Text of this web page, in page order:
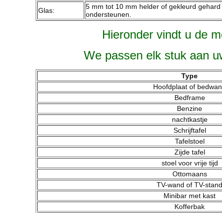
Glas:
5 mm tot 10 mm helder of gekleurd
ondersteunen.
Hieronder vindt u de
We passen elk stuk aan
Type
Hoofdplaat of
Bedframe
Benzine
nachtkastje
Schrijftafel
Tafelstoel
Zijde tafel
stoel voor vrije tijd
Ottomaans
TV-wand of TV-stand
Minibar met kast
Kofferbak